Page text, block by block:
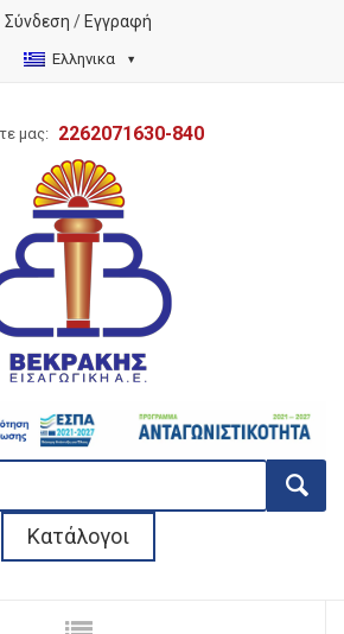
Σύνδεση / Εγγραφή
Ελληνικα
μας: 2262071630-840
Κατάλογοι